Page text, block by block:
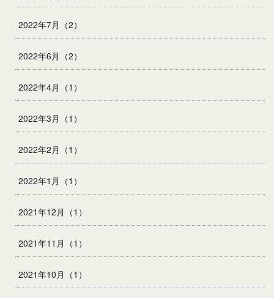
2022年7月（2）
2022年6月（2）
2022年4月（1）
2022年3月（1）
2022年2月（1）
2022年1月（1）
2021年12月（1）
2021年11月（1）
2021年10月（1）